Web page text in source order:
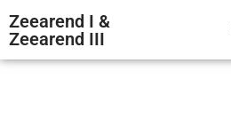
Zeearend I &
Zeearend III